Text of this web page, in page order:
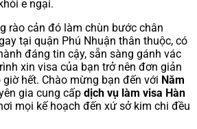
e ngại.
rào cản đó làm chùn bước chân
tại quận Phú Nhuận thân thuộc, có
đáng tin cậy, sẵn sàng gánh vác
xin visa của bạn trở nên đơn giản
hết. Chào mừng bạn đến với Năm
gia cung cấp dịch vụ làm visa Hàn
mọi kế hoạch đến xứ sở kim chi đều